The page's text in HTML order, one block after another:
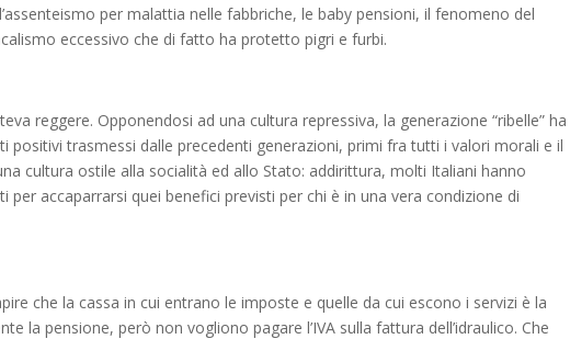
per malattia nelle fabbriche, le baby pensioni, il fenomeno del
eccessivo che di fatto ha protetto pigri e furbi.
reggere. Opponendosi ad una cultura repressiva, la generazione “ribelle” ha
positivi trasmessi dalle precedenti generazioni, primi fra tutti i valori morali e il
cultura ostile alla socialità ed allo Stato: addirittura, molti Italiani hanno
accaparrarsi quei benefici previsti per chi è in una vera condizione di
che la cassa in cui entrano le imposte e quelle da cui escono i servizi è la
la pensione, però non vogliono pagare l’IVA sulla fattura dell’idraulico. Che